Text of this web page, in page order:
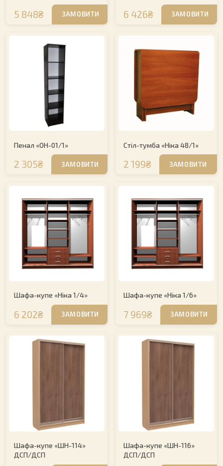
5 848₴ ЗАМОВИТИ 6 426₴ ЗАМОВИТИ
Пенал «ОН-01/1»
2 305₴ ЗАМОВИТИ
Стіл-тумба «Ніка 48/1»
2 199₴ ЗАМОВИТИ
Шафа-купе «Ніка 1/4»
6 202₴ ЗАМОВИТИ
Шафа-купе «Ніка 1/6»
7 969₴ ЗАМОВИТИ
Шафа-купе «ШН-114»
ДСП/ДСП
Шафа-купе «ШН-116»
ДСП/ДСП